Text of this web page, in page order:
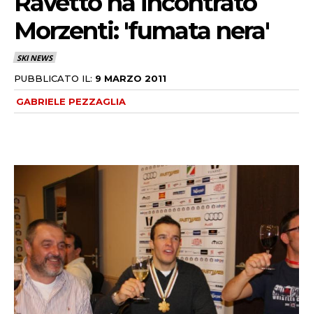
Morzenti: 'fumata nera'
SKI NEWS
PUBBLICATO IL: 9 MARZO 2011
GABRIELE PEZZAGLIA